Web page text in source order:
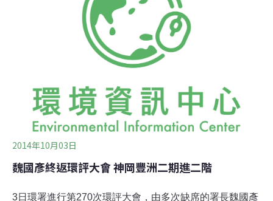
未滿5公頃者，須依《都市計畫法》第27條規定，先調整
為一般農業區後，再依「經濟部公告特定地區整體（個
別）變更編定為丁種建築用地興辦事業計畫審查作業要
點」規定，變更為丁種建築用地，即能就地合法，全案預
計6月底前完成審查作業。不過，對於非法工廠可以就地
屈就這些違法工廠，還要變更為一般農業區，而依法解
釋，特地
2014年10月03日
魏國彥終返環評大會 神岡豐洲二期進二階
3日環署進行第270次環評大會，由多次缺席的署長魏國彥